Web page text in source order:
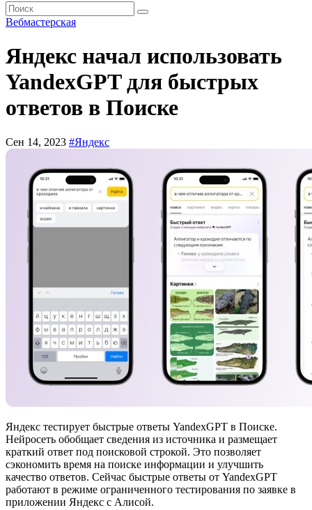
Вебмастерская
Яндекс начал использовать
YandexGPT для быстрых
ответов в Поиске
Сен 14, 2023 #Яндекс
Яндекс тестирует быстрые ответы YandexGPT в Поиске.
Нейросеть обобщает сведения из источника и размещает
краткий ответ под поисковой строкой. Это позволяет
сэкономить время на поиске информации и улучшить
качество ответов. Сейчас быстрые ответы от YandexGPT
работают в режиме ограниченного тестирования по заявке в
приложении Яндекс с Алисой.